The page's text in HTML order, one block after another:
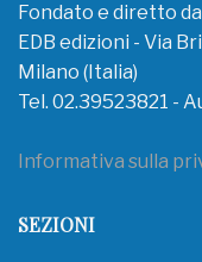
Fondato e diretto
EDB edizioni - Via
Milano (Italia)
Tel. 02.39523821 -
Informativa sulla
SEZIONI